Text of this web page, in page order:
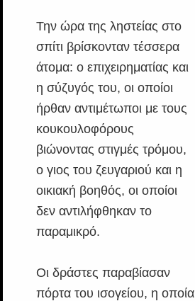
Την ώρα της ληστείας στο
σπίτι βρίσκονταν τέσσερα
άτομα: ο επιχειρηματίας και
η σύζυγός του, οι οποίοι
ήρθαν αντιμέτωποι με τους
κουκουλοφόρους
βιώνοντας στιγμές τρόμου,
ο γιος του ζευγαριού και η
οικιακή βοηθός, οι οποίοι
δεν αντιλήφθηκαν το
παραμικρό.
Οι δράστες παραβίασαν
πόρτα του ισογείου, η οποία